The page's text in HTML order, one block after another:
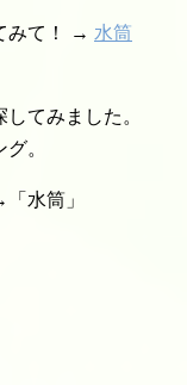
みて！ → 水筒
てみました。
。
水筒」